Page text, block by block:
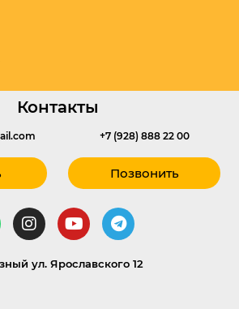
Контакты
+7 (928) 888 22 00
Позвонить
ул. Ярославского 12